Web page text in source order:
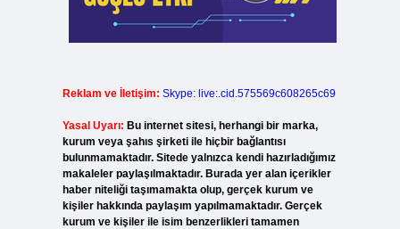
Reklam ve İletişim: Skype: live:.cid.575569c608265c69
Yasal Uyarı: Bu internet sitesi, herhangi bir marka,
kurum veya şahıs şirketi ile hiçbir bağlantısı
bulunmamaktadır. Sitede yalnızca kendi hazırladığımız
makaleler paylaşılmaktadır. Burada yer alan içerikler
haber niteliği taşımamakta olup, gerçek kurum ve
kişiler hakkında paylaşım yapılmamaktadır. Gerçek
kurum ve kişiler ile isim benzerlikleri tamamen